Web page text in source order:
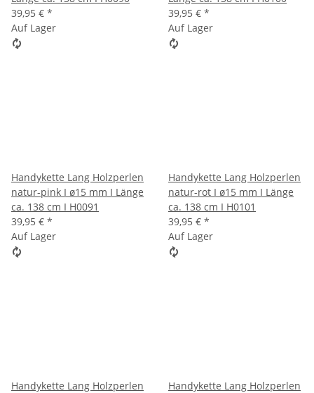
39,95 € *
39,95 € *
Auf Lager
Handykette Lang Holzperlen
natur-pink I ø15 mm I Länge
ca. 138 cm I H0091
39,95 € *
Auf Lager
Handykette Lang Holzperlen
natur-rot I ø15 mm I Länge
ca. 138 cm I H0101
39,95 € *
Auf Lager
Handykette Lang Holzperlen
Auf Lager
Handykette Lang Holzperlen